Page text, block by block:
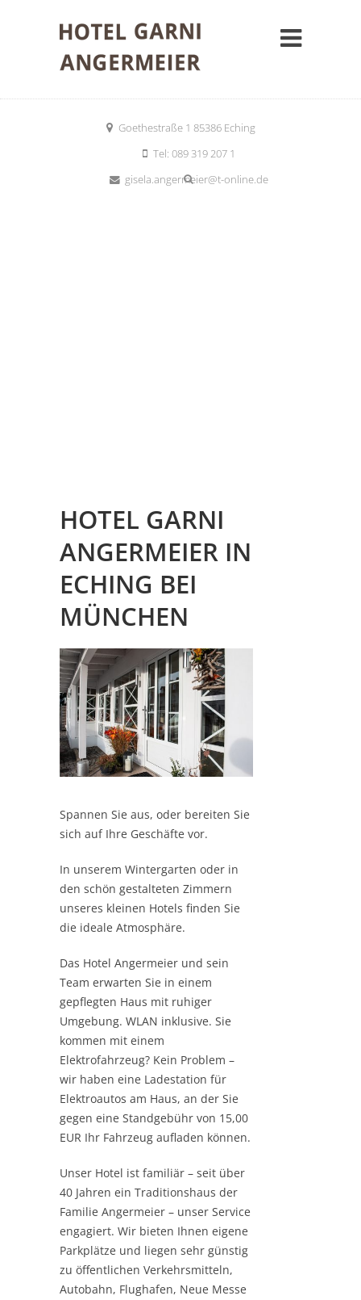
Goethestraße 1 85386 Eching
Tel: 089 319 207 1
gisela.angermeier@t-online.de
HOTEL GARNI
ANGERMEIER IN
ECHING BEI
MÜNCHEN
Spannen Sie aus, oder bereiten Sie
sich auf Ihre Geschäfte vor.
In unserem Wintergarten oder in
den schön gestalteten Zimmern
unseres kleinen Hotels finden Sie
die ideale Atmosphäre.
Das Hotel Angermeier und sein
Team erwarten Sie in einem
gepflegten Haus mit ruhiger
Umgebung. WLAN inklusive. Sie
kommen mit einem
Elektrofahrzeug? Kein Problem –
wir haben eine Ladestation für
Elektroautos am Haus, an der Sie
gegen eine Standgebühr von 15,00
EUR Ihr Fahrzeug aufladen können.
Unser Hotel ist familiär – seit über
40 Jahren ein Traditionshaus der
Familie Angermeier – unser Service
engagiert. Wir bieten Ihnen eigene
Parkplätze und liegen sehr günstig
zu öffentlichen Verkehrsmitteln,
Autobahn, Flughafen, Neue Messe